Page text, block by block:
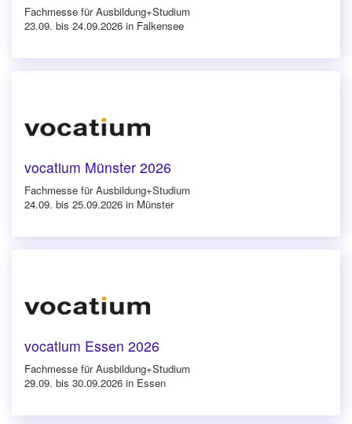
Fachmesse für Ausbildung+Studium
23.09. bis 24.09.2026 in Falkensee
vocatium Münster 2026
Fachmesse für Ausbildung+Studium
24.09. bis 25.09.2026 in Münster
vocatium Essen 2026
Fachmesse für Ausbildung+Studium
29.09. bis 30.09.2026 in Essen